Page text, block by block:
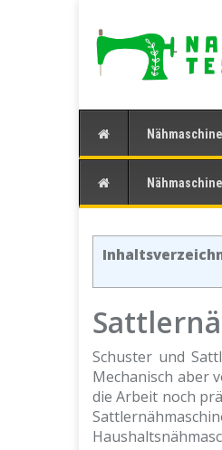
Schuster und
Mechanisch aber
die Arbeit noch